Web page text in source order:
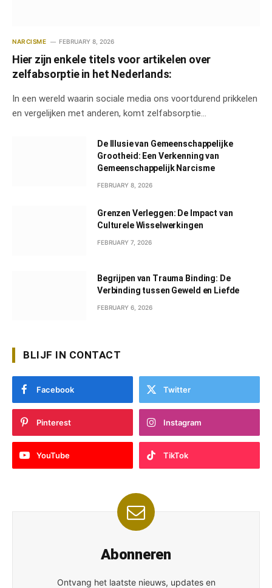
NARCISME FEBRUARY 8, 2026
Hier zijn enkele titels voor artikelen over
zelfabsorptie in het Nederlands:
In een wereld waarin sociale media ons voortdurend prikkelen
en vergelijken met anderen, komt zelfabsorptie…
De Illusie van Gemeenschappelijke
Grootheid: Een Verkenning van
Gemeenschappelijk Narcisme
FEBRUARY 8, 2026
Grenzen Verleggen: De Impact van
Culturele Wisselwerkingen
FEBRUARY 7, 2026
Begrijpen van Trauma Binding: De
Verbinding tussen Geweld en Liefde
FEBRUARY 6, 2026
BLIJF IN CONTACT
Facebook Twitter
Pinterest Instagram
YouTube TikTok
Abonneren
Ontvang het laatste nieuws, updates en